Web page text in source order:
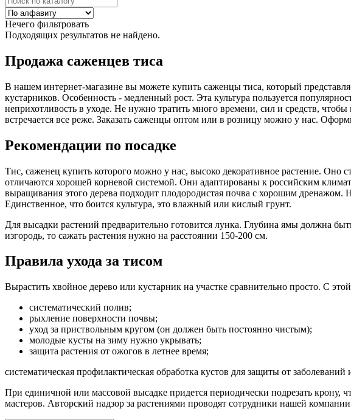
Нечего фильтровать
Подходящих результатов не найдено.
Продажа саженцев тиса
В нашем интернет-магазине вы можете купить саженцы тиса, который
кустарников. Особенность - медленный рост. Эта культура пользуется
неприхотливость в уходе. Не нужно тратить много времени, сил и средств,
встречается все реже. Заказать саженцы оптом или в розницу можно у нас.
Рекомендации по посадке
Тис, саженец купить которого можно у нас, высоко декоративное растение.
отличаются хорошей корневой системой. Они адаптированы к российским
выращивания этого дерева подходит плодородистая почва с хорошим дренажом.
Единственное, что боится культура, это влажный или кислый грунт.
Для высадки растений предварительно готовится лунка. Глубина ямы должна
изгородь, то сажать растения нужно на расстоянии 150-200 см.
Правила ухода за тисом
Вырастить хвойное дерево или кустарник на участке сравнительно просто. С
систематический полив;
рыхление поверхности почвы;
уход за приствольным кругом (он должен быть постоянно чистым);
молодые кусты на зиму нужно укрывать;
защита растения от ожогов в летнее время;
систематическая профилактическая обработка кустов для защиты от заболеваний
При единичной или массовой высадке придется периодически подрезать
мастеров. Авторский надзор за растениями проводят сотрудники нашей